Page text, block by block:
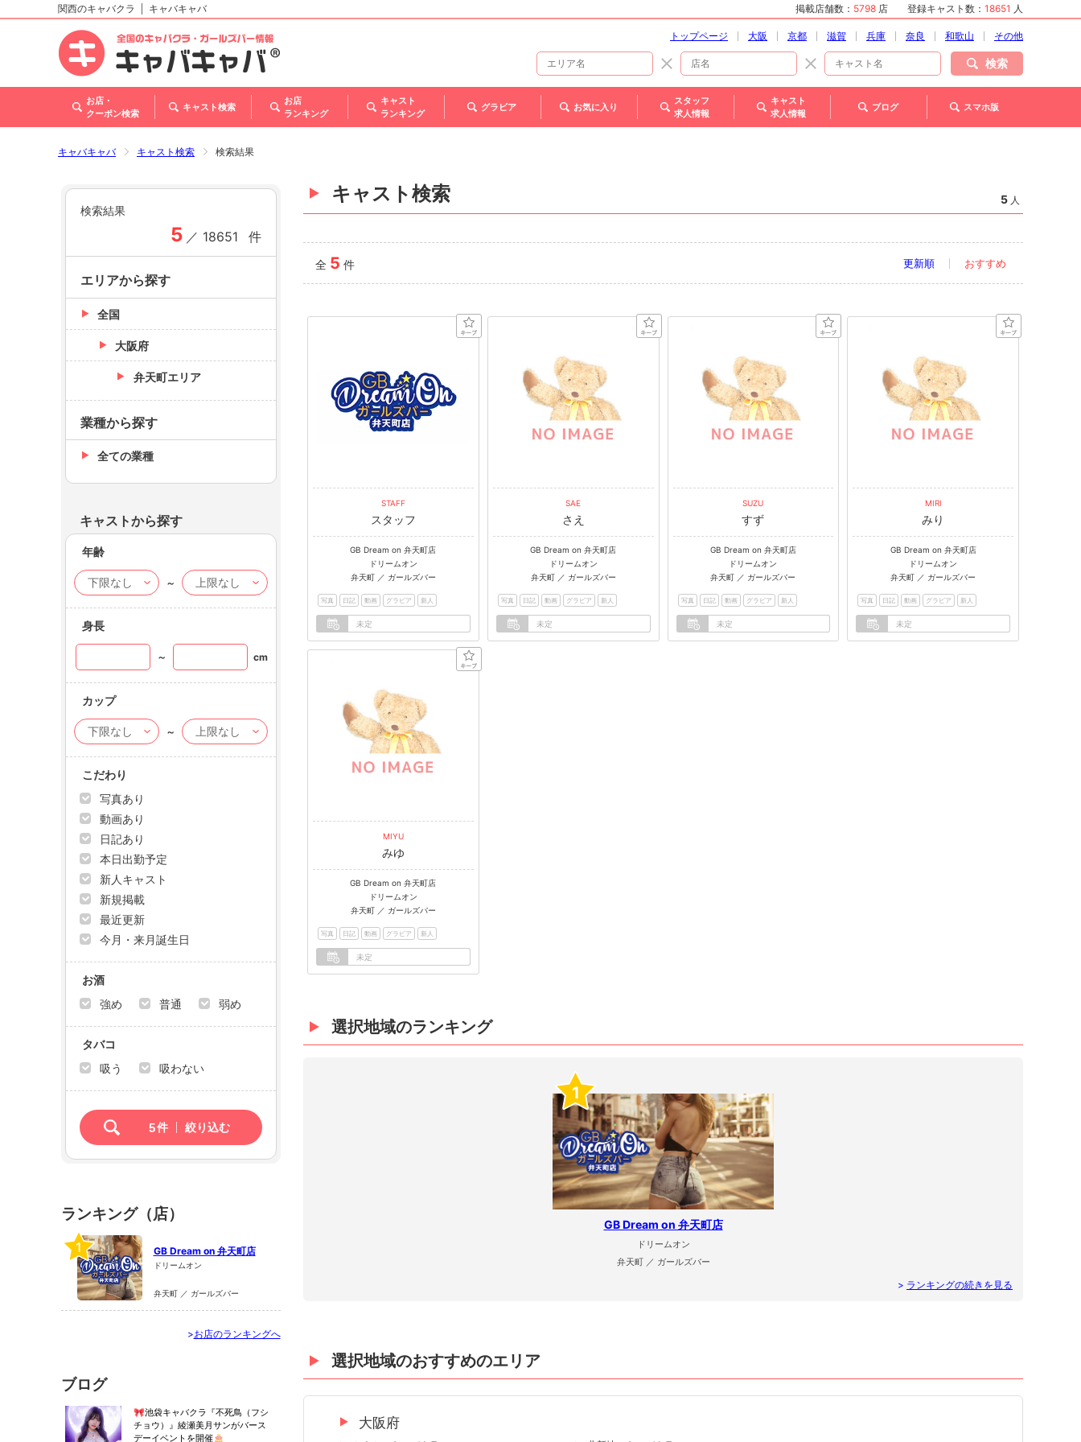
北海道
東北
甲信越・北陸
関西
関西のキャバクラ キャバキャバ 掲載店舗数： 5798 店 登録キャスト数： 18651 人
トップページ 大阪 京都 滋賀 兵庫 奈良 和歌山 その他
検索
お店・
クーポン検索
キャスト検索
お店
ランキング
キャスト
ランキング
グラビア お気に入り
スタッフ
求人情報
キャスト
求人情報
ブログ スマホ版
キャバキャバ キャスト検索 検索結果
キャスト検索 5 人
全 5 件 更新順 おすすめ
STAFF
スタッフ
GB Dream on 弁天町店
ドリームオン
弁天町 ／ ガールズバー
写真 日記 動画 グラビア 新人
未定
SAE
さえ
GB Dream on 弁天町店
ドリームオン
弁天町 ／ ガールズバー
写真 日記 動画 グラビア 新人
未定
SUZU
すず
GB Dream on 弁天町店
ドリームオン
弁天町 ／ ガールズバー
写真 日記 動画 グラビア 新人
未定
MIRI
みり
GB Dream on 弁天町店
ドリームオン
弁天町 ／ ガールズバー
写真 日記 動画 グラビア 新人
未定
MIYU
みゆ
GB Dream on 弁天町店
ドリームオン
弁天町 ／ ガールズバー
写真 日記 動画 グラビア 新人
未定
選択地域のランキング
1
GB Dream on 弁天町店
ドリームオン
弁天町 ／ ガールズバー
> ランキングの続きを見る
選択地域のおすすめのエリア
大阪府
検索結果
5 ／ 18651 件
エリアから探す
全国
大阪府
弁天町エリア
業種から探す
全ての業種
キャストから探す
年齢
～
身長
～ cm
カップ
～
こだわり
写真あり
動画あり
日記あり
本日出勤予定
新人キャスト
新規掲載
最近更新
今月・来月誕生日
お酒
強め
普通 弱め
タバコ
吸う
吸わない
5件 絞り込む
ランキング（店）
1 GB Dream on 弁天町店
ドリームオン
弁天町 ／ ガールズバー
>お店のランキングへ
ブログ
🎀池袋キャバクラ『不死鳥（フシ
チョウ）』綾瀬美月サンがバース
デーイベントを開催🎂